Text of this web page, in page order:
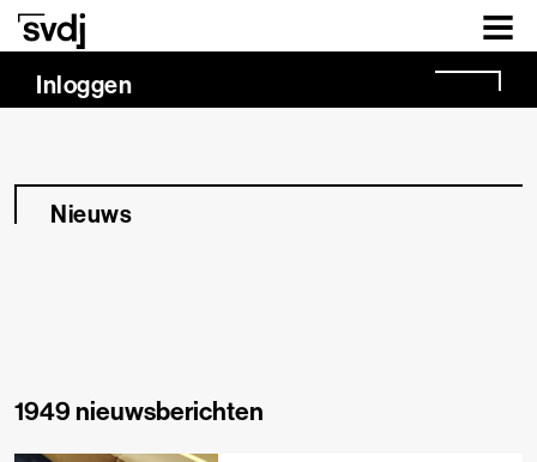
Naar hoofdinhoud
Inloggen
Nieuws
1949 nieuwsberichten